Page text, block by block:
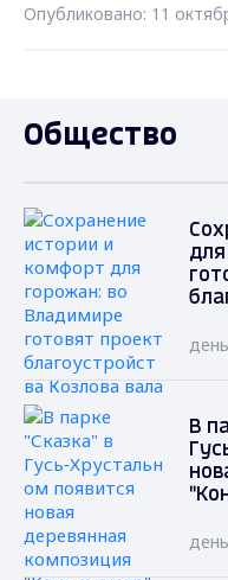
Опубликовано: 11
Общество
В